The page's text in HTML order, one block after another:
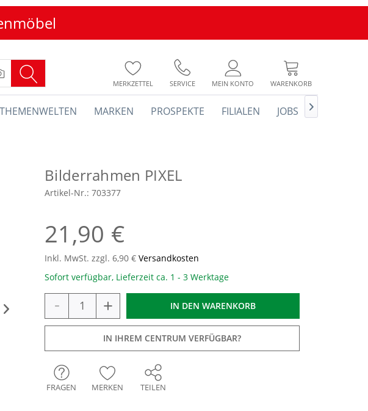
MERKZETTEL SERVICE MEIN KONTO WARENKORB
THEMENWELTEN MARKEN PROSPEKTE FILIALEN JOBS 
Bilderrahmen PIXEL
Artikel-Nr.: 703377
21,90 €
Inkl. MwSt. zzgl. 6,90 € Versandkosten
Sofort verfügbar, Lieferzeit ca. 1 - 3 Werktage
- + IN DEN WARENKORB
IN IHREM CENTRUM VERFÜGBAR?
FRAGEN MERKEN TEILEN